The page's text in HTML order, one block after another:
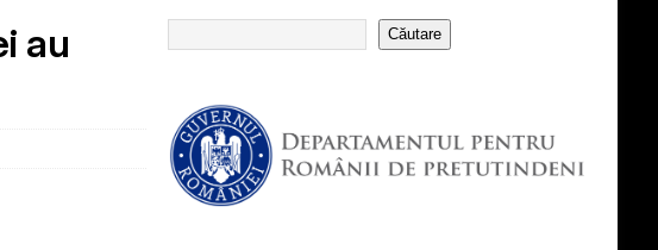
au
Căutare